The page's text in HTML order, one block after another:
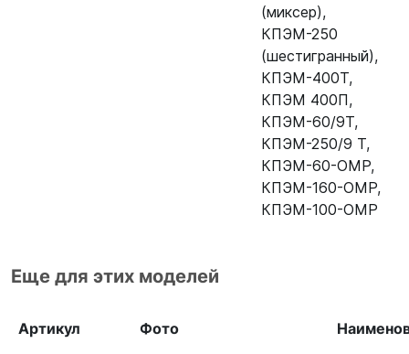
(миксер),
КПЭМ-250
(шестигранный),
КПЭМ-400Т,
КПЭМ 400П,
КПЭМ-60/9Т,
КПЭМ-250/9 Т,
КПЭМ-60-ОМР,
КПЭМ-160-ОМР,
КПЭМ-100-ОМР
Еще для этих моделей
Артикул Фото